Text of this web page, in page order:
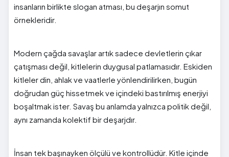
insanların birlikte slogan atması, bu deşarjın somut
örnekleridir.
Modern çağda savaşlar artık sadece devletlerin çıkar
çatışması değil, kitlelerin duygusal patlamasıdır. Eskiden
kitleler din, ahlak ve vaatlerle yönlendirilirken, bugün
doğrudan güç hissetmek ve içindeki bastırılmış enerjiyi
boşaltmak ister. Savaş bu anlamda yalnızca politik değil,
aynı zamanda kolektif bir deşarjdır.
İnsan tek başınayken ölçülü ve kontrollüdür. Kitle içinde